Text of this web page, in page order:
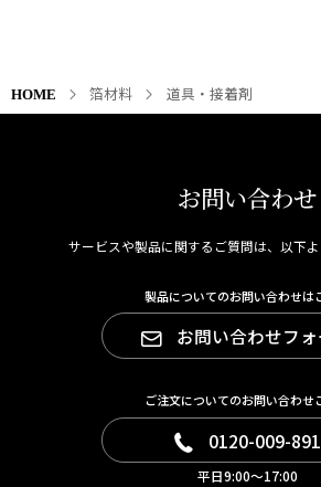
HOME 箔材料 道具・接着剤
お問い合わせ
サービスや製品に関するご質問は、以下
製品についてのお問い合わせは
お問い合わせフ
ご注文についてのお問い合わせ
0120-009-891
平日9:00～17:00